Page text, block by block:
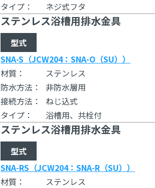
タイプ：
ネジ式フタ
ステンレス浴槽用排水金具
型式
SNA-S（JCW204：SNA-O（SU））
材質：
ステンレス
防水方法：
非防水層用
接続方法：
ねじ込式
タイプ：
浴槽用、共栓付
ステンレス浴槽用排水金具
型式
SNA-RS（JCW204：SNA-R（SU））
材質：
ステンレス